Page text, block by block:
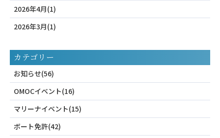
2026年4月(1)
2026年3月(1)
カテゴリー
お知らせ(56)
OMOCイベント(16)
マリーナイベント(15)
ボート免許(42)